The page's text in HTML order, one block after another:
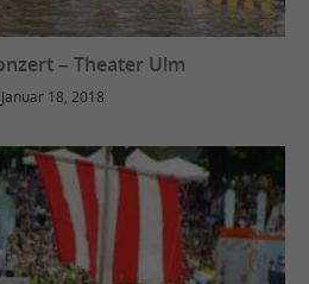
– Theater Ulm
Januar 18, 2018